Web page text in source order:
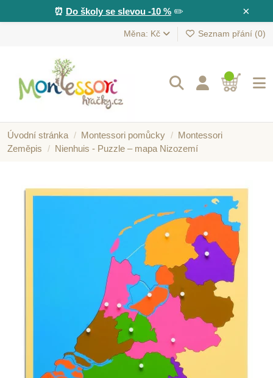
×
⏰ Do školy se slevou -10 %✏️
Měna: Kč Seznam přání (0)
Úvodní stránka Montessori pomůcky
Montessori
Zeměpis
Nienhuis - Puzzle – mapa Nizozemí